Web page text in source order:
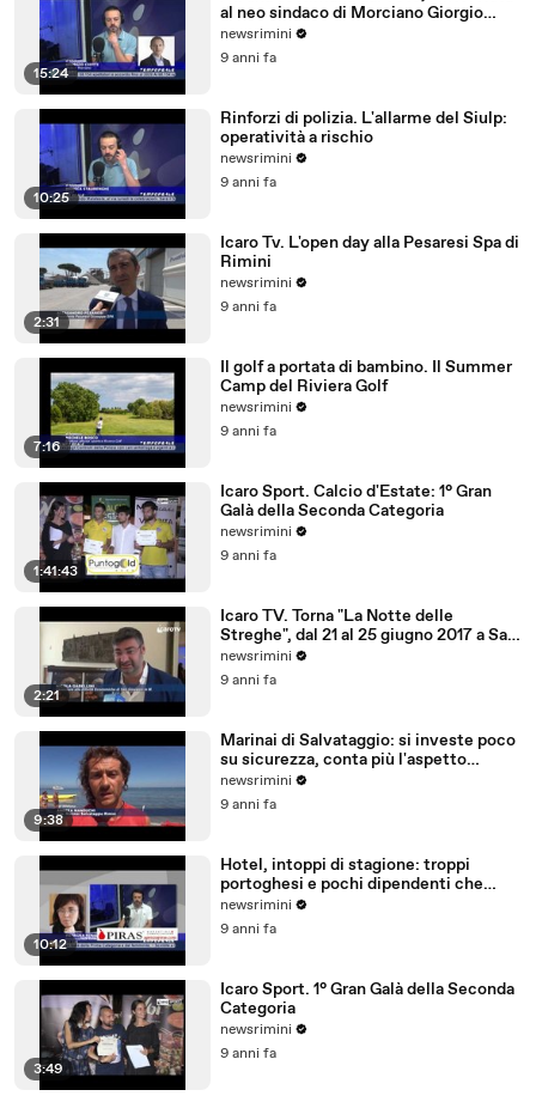
15:24
al neo sindaco di Morciano Giorgio
Ciotti
newsrimini
9 anni fa
10:25
Rinforzi di polizia. L'allarme del Siulp:
operatività a rischio
newsrimini
9 anni fa
2:31
Icaro Tv. L'open day alla Pesaresi Spa di
Rimini
newsrimini
9 anni fa
7:16
Il golf a portata di bambino. Il Summer
Camp del Riviera Golf
newsrimini
9 anni fa
1:41:43
Icaro Sport. Calcio d'Estate: 1° Gran
Galà della Seconda Categoria
newsrimini
9 anni fa
2:21
Icaro TV. Torna "La Notte delle
Streghe", dal 21 al 25 giugno 2017 a San
Giovanni in M
newsrimini
9 anni fa
9:38
Marinai di Salvataggio: si investe poco
su sicurezza, conta più l'aspetto
economico
newsrimini
9 anni fa
10:12
Hotel, intoppi di stagione: troppi
portoghesi e pochi dipendenti che
parlano tedesco
newsrimini
9 anni fa
3:49
Icaro Sport. 1° Gran Galà della Seconda
Categoria
newsrimini
9 anni fa